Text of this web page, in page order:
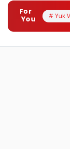
For
You
# Yuk